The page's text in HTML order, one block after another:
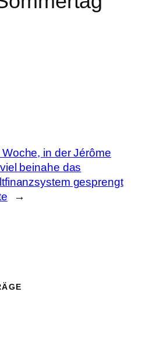
Woche, in der Jérôme
beinahe das
gesprengt
→